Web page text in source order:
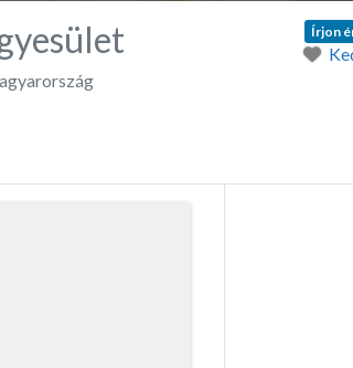
Írjon